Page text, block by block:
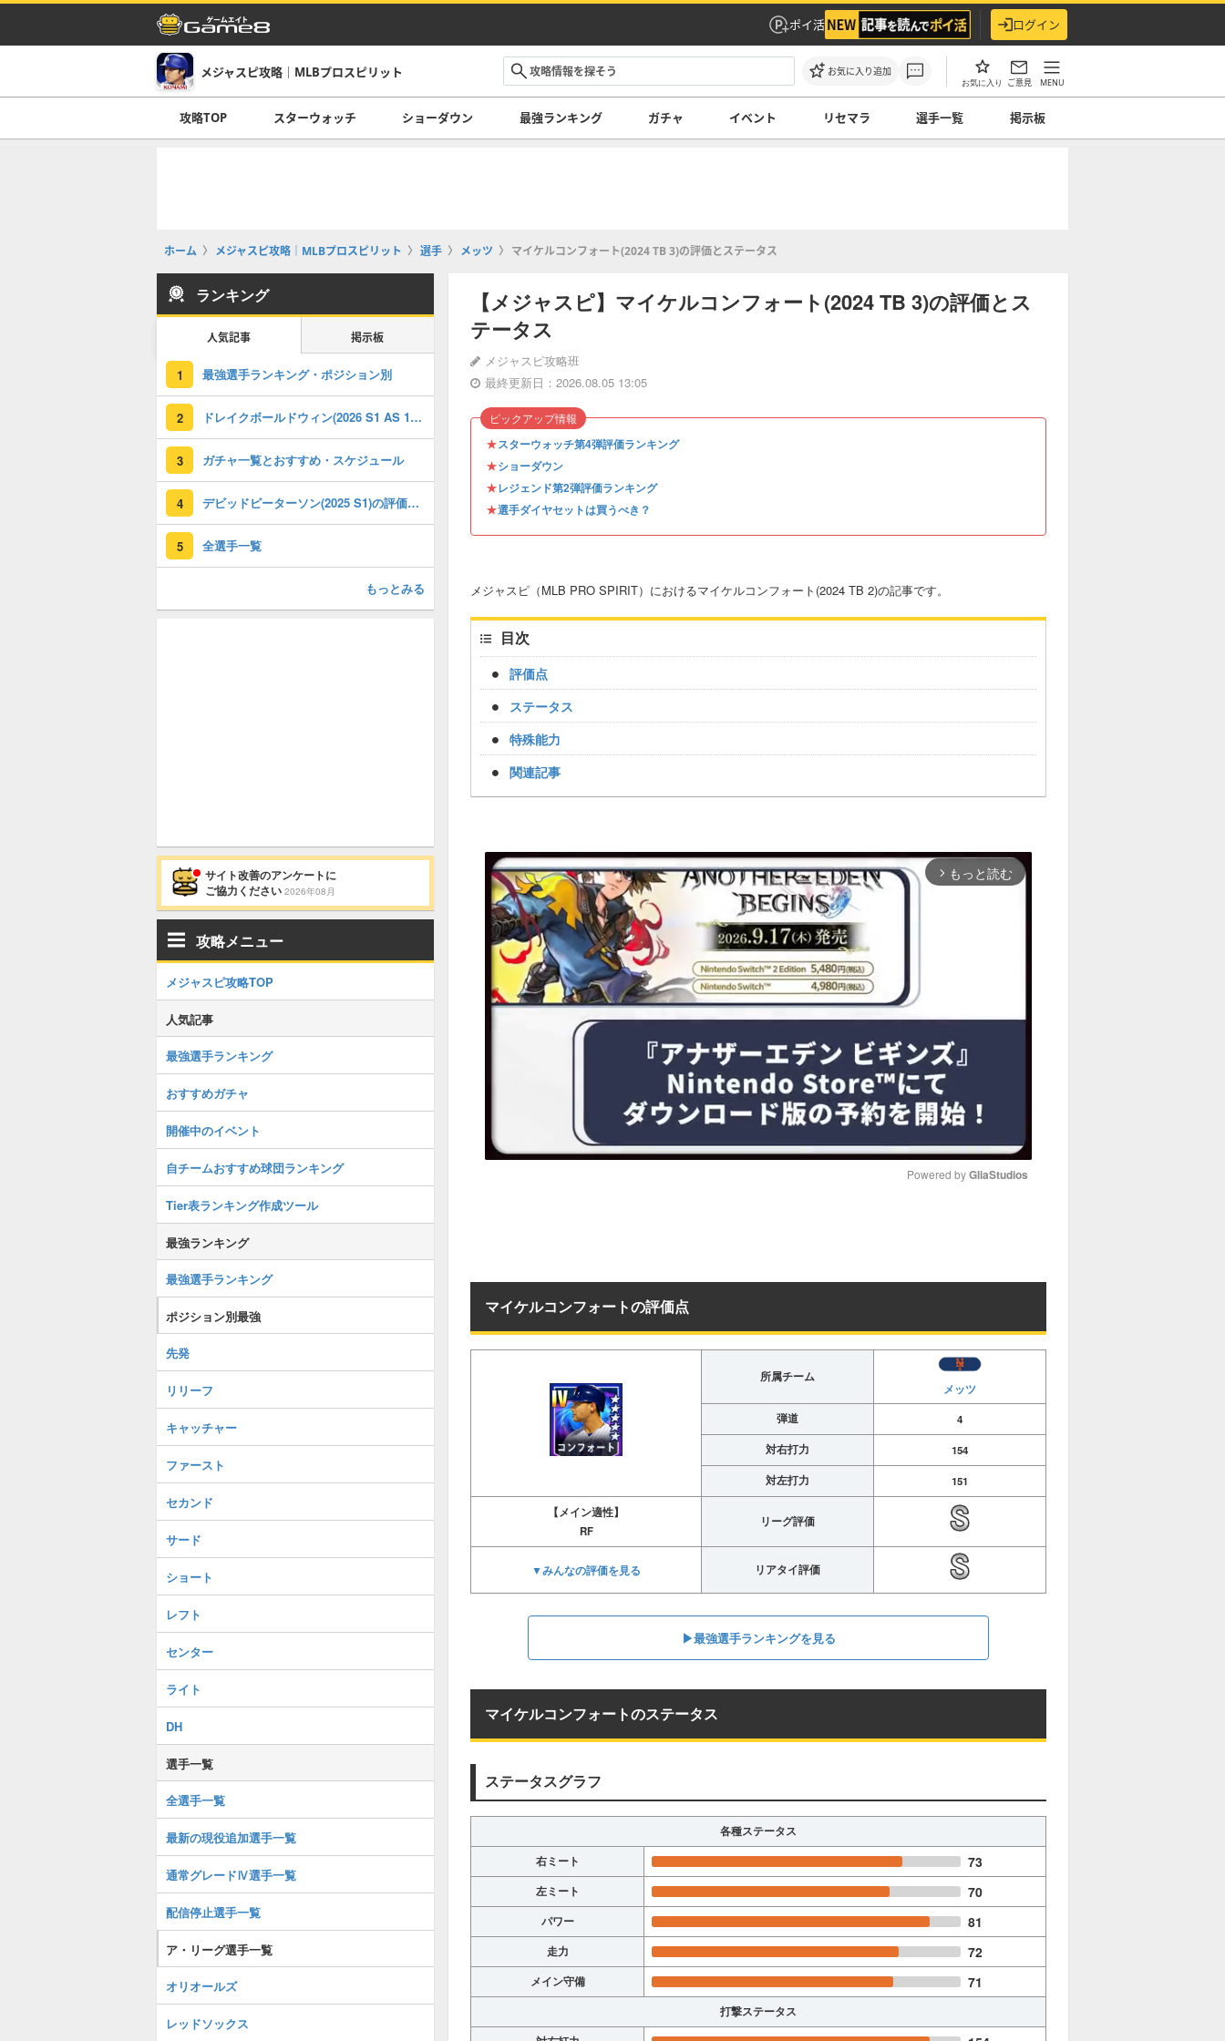
ポイ活 ログイン
メジャスピ攻略｜MLBプロスピリット お気に入り追加
お気に入り ご意見 MENU
攻略TOP スターウォッチ ショーダウン 最強ランキング ガチャ イベント リセマラ 選手一覧 掲示板
ホーム メジャスピ攻略｜MLBプロスピリット 選手 メッツ マイケルコンフォート(2024 TB 3)の評価とステータス
【メジャスピ】マイケルコンフォート(2024 TB 3)の評価とス
テータス
メジャスピ攻略班
最終更新日：2026.08.05 13:05
★スターウォッチ第4弾評価ランキング
★ショーダウン
★レジェンド第2弾評価ランキング
★選手ダイヤセットは買うべき？
ピックアップ情報
メジャスピ（MLB PRO SPIRIT）におけるマイケルコンフォート(2024 TB 2)の記事です。
目次
評価点
ステータス
特殊能力
関連記事
arrow_forward_ios もっと読む
Powered by GliaStudios
マイケルコンフォートの評価点
所属チーム
メッツ
弾道
4
対右打力
154
対左打力
151
【メイン適性】
RF
リーグ評価
▼みんなの評価を見る リアタイ評価
▶︎最強選手ランキングを見る
マイケルコンフォートのステータス
ステータスグラフ
各種ステータス
右ミート
73
左ミート 70
パワー 81
走力 72
メイン守備 71
打撃ステータス
ランキング
人気記事 掲示板
1 最強選手ランキング・ポジション別
2 ドレイクボールドウィン(2026 S1 AS 1)の評価とステータス
3 ガチャ一覧とおすすめ・スケジュール
4 デビッドピーターソン(2025 S1)の評価とステータス
5 全選手一覧
もっとみる
サイト改善のアンケートに
ご協力ください 2026年08月
攻略メニュー
メジャスピ攻略TOP
人気記事
最強選手ランキング
おすすめガチャ
開催中のイベント
自チームおすすめ球団ランキング
Tier表ランキング作成ツール
最強ランキング
最強選手ランキング
ポジション別最強
先発
リリーフ
キャッチャー
ファースト
セカンド
サード
ショート
レフト
センター
ライト
DH
選手一覧
全選手一覧
最新の現役追加選手一覧
通常グレードⅣ選手一覧
配信停止選手一覧
ア・リーグ選手一覧
オリオールズ
レッドソックス